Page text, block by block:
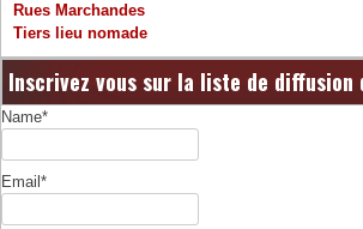
Rues Marchandes
Tiers lieu nomade
Inscrivez vous sur la liste de diffusion
Name*
Email*